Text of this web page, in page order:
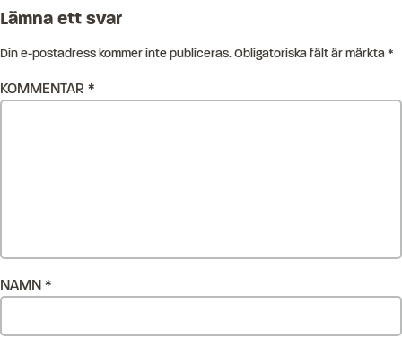
Lämna ett svar
Din e-postadress kommer inte publiceras.Obligatoriska fält är märkta*
KOMMENTAR *
NAMN *